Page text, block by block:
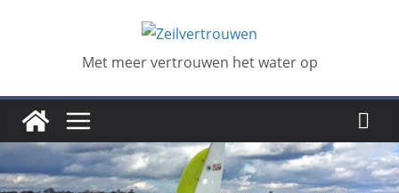
Met meer vertrouwen het water op